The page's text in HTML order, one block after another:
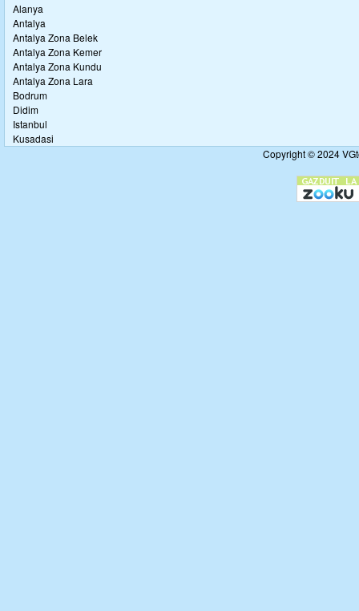
Alanya
Antalya
Antalya Zona Belek
Antalya Zona Kemer
Antalya Zona Kundu
Antalya Zona Lara
Bodrum
Didim
Istanbul
Kusadasi
Copyright © 2024